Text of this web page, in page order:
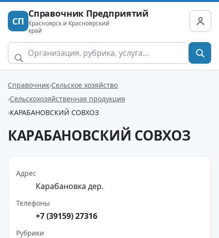
СП
Справочник Предприятий
Красноярск и Красноярский
край
Справочник Сельское хозяйство
Сельскохозяйственная продукция
КАРАБАНОВСКИЙ СОВХОЗ
КАРАБАНОВСКИЙ СОВХОЗ
Адрес
Карабановка дер.
Телефоны
+7 (39159) 27316
Рубрики